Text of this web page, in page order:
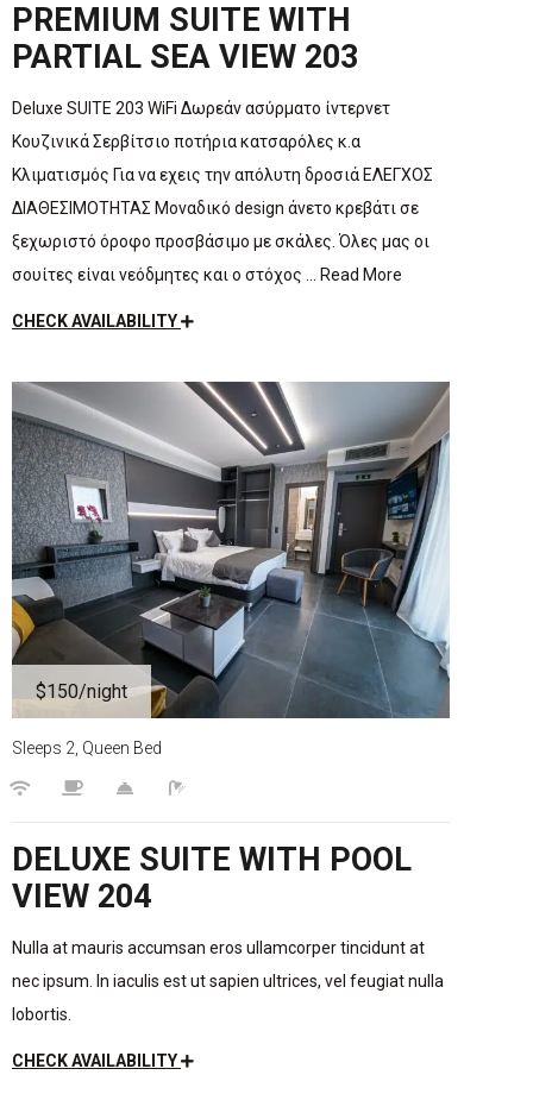
PREMIUM SUITE WITH
PARTIAL SEA VIEW 203
Deluxe SUITE 203 WiFi Δωρεάν ασύρματο ίντερνετ
Κουζινικά Σερβίτσιο ποτήρια κατσαρόλες κ.α
Κλιματισμός Για να εχεις την απόλυτη δροσιά ΕΛΕΓΧΟΣ
ΔΙΑΘΕΣΙΜΟΤΗΤΑΣ Μοναδικό design άνετο κρεβάτι σε
ξεχωριστό όροφο προσβάσιμο με σκάλες. Όλες μας οι
σουίτες είναι νεόδμητες και ο στόχος … Read More
CHECK AVAILABILITY
$150/night
Sleeps 2, Queen Bed
DELUXE SUITE WITH POOL
VIEW 204
Nulla at mauris accumsan eros ullamcorper tincidunt at
nec ipsum. In iaculis est ut sapien ultrices, vel feugiat nulla
lobortis.
CHECK AVAILABILITY